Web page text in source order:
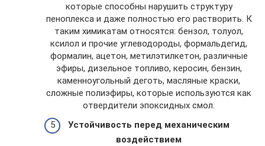
которые способны нарушить структуру
пеноплекса и даже полностью его растворить. К
таким химикатам относятся: бензол, толуол,
ксилол и прочие углеводороды, формальдегид,
формалин, ацетон, метилэтилкетон, различные
эфиры, дизельное топливо, керосин, бензин,
каменноугольный деготь, масляные краски,
сложные полиэфиры, которые используются как
отвердители эпоксидных смол.
Устойчивость перед механическим
воздействием